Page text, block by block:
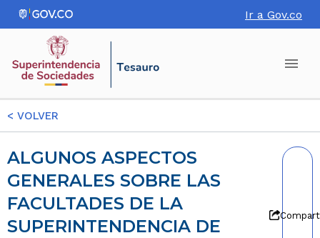
Ir a Gov.co
< VOLVER
ALGUNOS ASPECTOS
GENERALES SOBRE LAS
FACULTADES DE LA
SUPERINTENDENCIA DE